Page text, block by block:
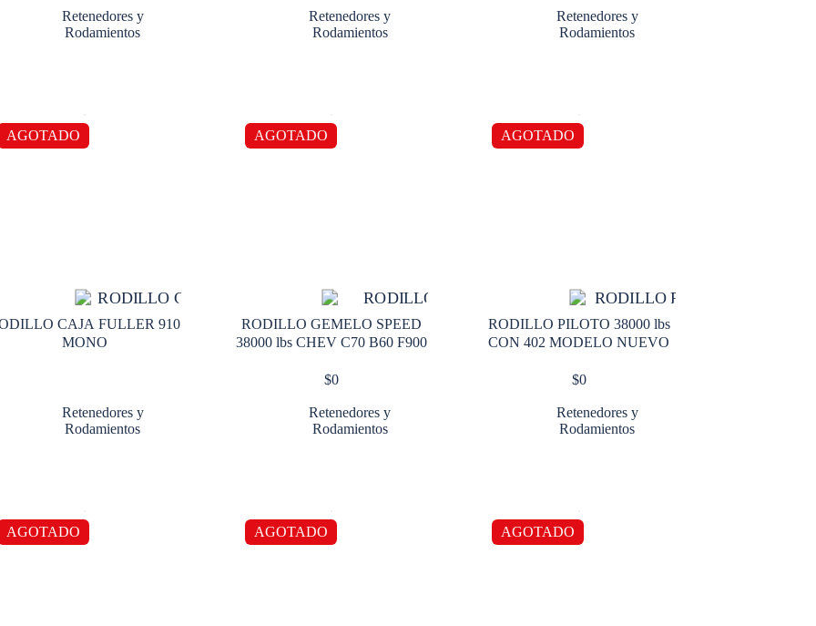
Retenedores y
Rodamientos
Retenedores y
Rodamientos
Retenedores y
Rodamientos
AGOTADO
CAJA FULLER 910
MONO
Retenedores y
Rodamientos
AGOTADO
RODILLO GEMELO SPEED
38000 lbs CHEV C70 B60 F900
$0
Retenedores y
Rodamientos
AGOTADO
RODILLO PILOTO 38000 lbs
CON 402 MODELO NUEVO
$0
Retenedores y
Rodamientos
AGOTADO AGOTADO AGOTADO